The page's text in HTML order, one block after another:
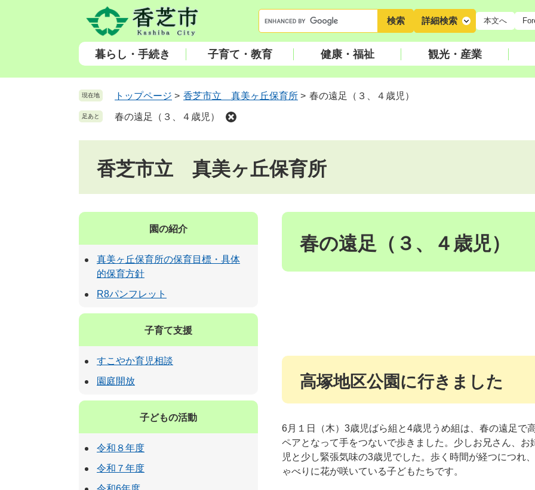
頭
飛
ー
ワ
ー
索
詳細検索 本文へ
暮らし・手続き 子育て・教育 健康・福祉 観光・産業
現在地 トップページ > 香芝市立 真美ヶ丘保育所 > 春の遠足（３、４歳児）
足あと 春の遠足（３、４歳児）
香芝市立 真美ヶ丘保育所
本
春の遠足（３、４歳児）
高塚地区公園に行きました
6月１日（木）3歳児ばら組と4歳児うめ組は、春の遠足で
ペアとなって手をつないで歩きました。少しお兄さん、
児と少し緊張気味の3歳児でした。歩く時間が経つにつれ
ゃべりに花が咲いている子どもたちです。
園の紹介
真美ヶ丘保育所の保育目標・具体
的保育方針
R8パンフレット
子育て支援
すこやか育児相談
園庭開放
子どもの活動
令和８年度
令和７年度